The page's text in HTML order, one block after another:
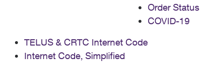
Order Status
COVID-19
TELUS & CRTC Internet Code
Internet Code, Simplified